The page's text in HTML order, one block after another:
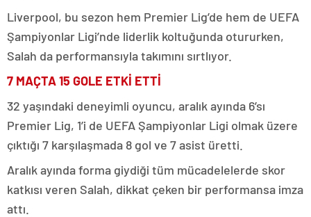
Liverpool, bu sezon hem Premier Lig’de hem de UEFA
Şampiyonlar Ligi’nde liderlik koltuğunda otururken,
Salah da performansıyla takımını sırtlıyor.
7 MAÇTA 15 GOLE ETKİ ETTİ
32 yaşındaki deneyimli oyuncu, aralık ayında 6’sı
Premier Lig, 1’i de UEFA Şampiyonlar Ligi olmak üzere
çıktığı 7 karşılaşmada 8 gol ve 7 asist üretti.
Aralık ayında forma giydiği tüm mücadelelerde skor
katkısı veren Salah, dikkat çeken bir performansa imza
attı.